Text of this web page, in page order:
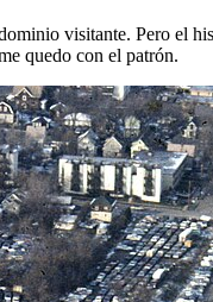
visitante. Pero el
quedo con el patrón.